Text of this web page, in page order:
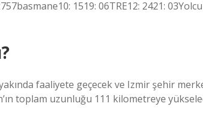
1519: 06TRE12: 2421:
faaliyete geçecek ve Izmir şehir
toplam uzunluğu 111 kilometreye